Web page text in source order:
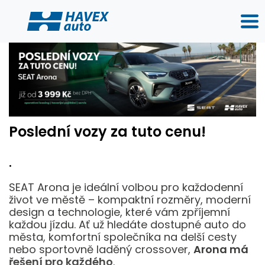
Poslední vozy za tuto cenu!
.
SEAT Arona je ideální volbou pro každodenní
život ve městě – kompaktní rozměry, moderní
design a technologie, které vám zpříjemní
každou jízdu. Ať už hledáte dostupné auto do
města, komfortní společníka na delší cesty
nebo sportovně laděný crossover, Arona má
řešení pro každého.